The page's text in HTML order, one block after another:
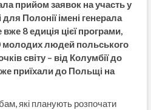
априйом заявок научастьу
і для Полоніїімені генерала
вже 8едиція цієї програми,
молодих людей польського
світу – від Колумбії до
приїхали до Польщі на
які планують розпочати